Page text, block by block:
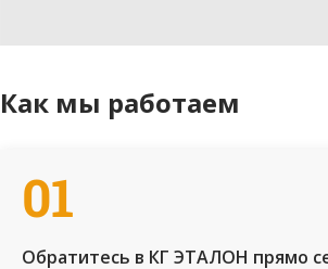
Как мы работаем
01
Обратитесь в КГ ЭТАЛОН прямо